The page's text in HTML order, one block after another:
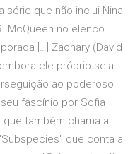
série que não inclui Nina
McQueen no elenco
[…] Zachary (David
ele próprio seja
ao poderoso
fascínio por Sofia
que também chama a
que conta a